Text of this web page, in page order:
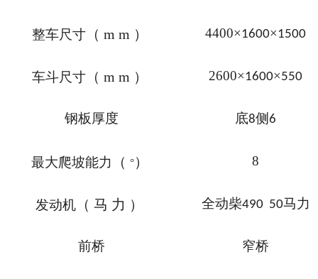
整车尺寸（ mm ） 4400×1600×1500
车斗尺寸（ mm ） 2600×1600×550
钢板厚度 底8侧6
最大爬坡能力 （ °） 8
发动机 （ 马力 ） 全动柴490 50马力
前桥 窄桥